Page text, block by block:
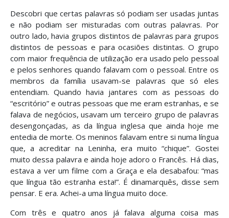
Descobri que certas palavras só podiam ser usadas juntas
e não podiam ser misturadas com outras palavras. Por
outro lado, havia grupos distintos de palavras para grupos
distintos de pessoas e para ocasiões distintas. O grupo
com maior frequência de utilização era usado pelo pessoal
e pelos senhores quando falavam com o pessoal. Entre os
membros da família usavam-se palavras que só eles
entendiam. Quando havia jantares com as pessoas do
“escritório” e outras pessoas que me eram estranhas, e se
falava de negócios, usavam um terceiro grupo de palavras
desengonçadas, as da língua inglesa que ainda hoje me
entedia de morte. Os meninos falavam entre si numa língua
que, a acreditar na Leninha, era muito “chique”. Gostei
muito dessa palavra e ainda hoje adoro o Francês. Há dias,
estava a ver um filme com a Graça e ela desabafou: “mas
que língua tão estranha esta!”. É dinamarquês, disse sem
pensar. E era. Achei-a uma língua muito doce.
Com três e quatro anos já falava alguma coisa mas